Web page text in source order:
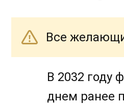
Все
В 2032 году
днем ранее